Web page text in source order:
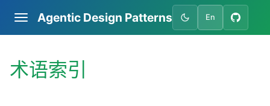
Agentic Design Patterns En
术语索引